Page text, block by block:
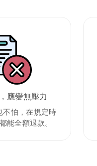
應變無壓力
不怕，在規定時
能全額退款。